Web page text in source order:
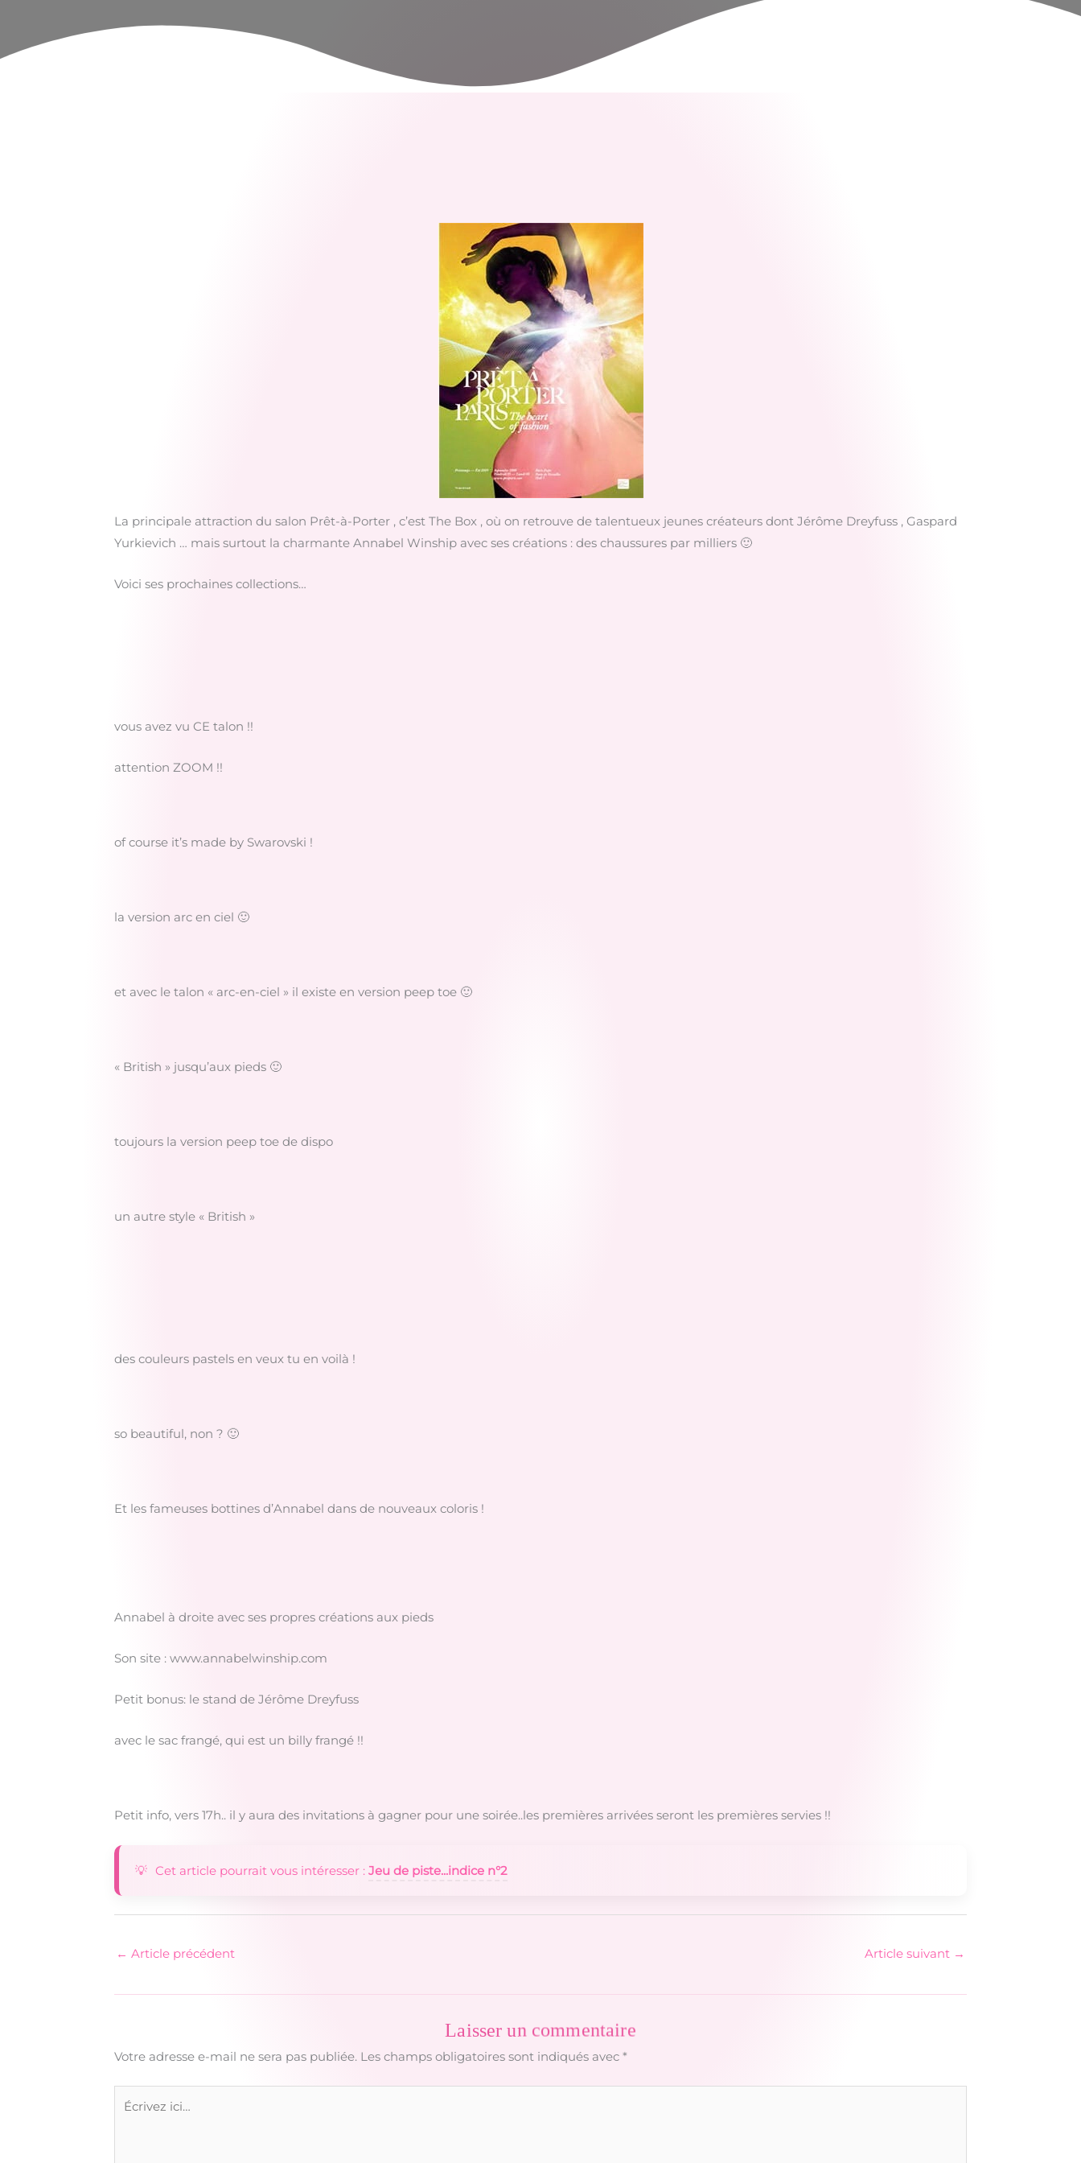
La principale attraction du salon Prêt-à-Porter , c’est The Box , où on retrouve de talentueux jeunes créateurs dont Jérôme Dreyfuss , Gaspard
Yurkievich … mais surtout la charmante Annabel Winship avec ses créations : des chaussures par milliers 🙂
Voici ses prochaines collections…
vous avez vu CE talon !!
attention ZOOM !!
of course it’s made by Swarovski !
la version arc en ciel 🙂
et avec le talon « arc-en-ciel » il existe en version peep toe 🙂
« British » jusqu’aux pieds 🙂
toujours la version peep toe de dispo
un autre style « British »
des couleurs pastels en veux tu en voilà !
so beautiful, non ? 🙂
Et les fameuses bottines d’Annabel dans de nouveaux coloris !
Annabel à droite avec ses propres créations aux pieds
Son site : www.annabelwinship.com
Petit bonus: le stand de Jérôme Dreyfuss
avec le sac frangé, qui est un billy frangé !!
Petit info, vers 17h.. il y aura des invitations à gagner pour une soirée..les premières arrivées seront les premières servies !!
Cet article pourrait vous intéresser : Jeu de piste...indice n°2
← Article précédent Article suivant →
Laisser un commentaire
Votre adresse e-mail ne sera pas publiée. Les champs obligatoires sont indiqués avec *